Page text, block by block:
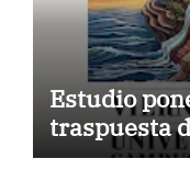
Estudio
traspuesta